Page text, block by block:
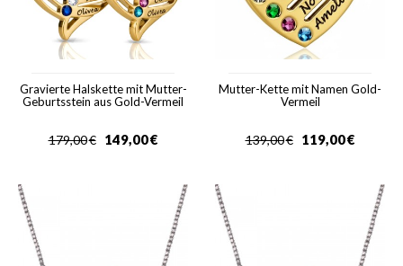
Gravierte Halskette mit Mutter-
Geburtsstein aus Gold-Vermeil
€
179,00 €
149,00
Mutter-Kette mit Namen Gold-
Vermeil
€
139,00 €
119,00